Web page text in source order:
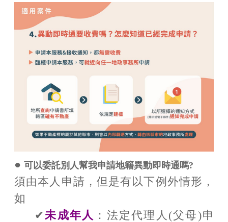
● 可以委託別人幫我申請地籍異動即時通嗎?
須由本人申請，但是有以下例外情形，
如
✔未成年人 ：法定代理人(父母)申